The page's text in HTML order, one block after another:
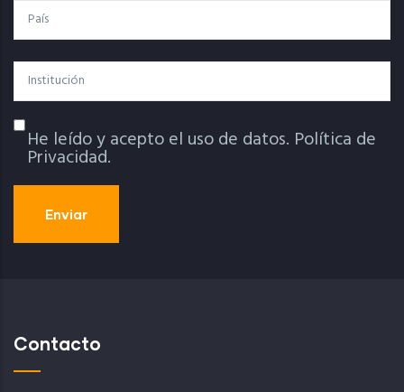
País
Institución
Política De Privacidad
He leído y acepto el uso de datos. Política de
Privacidad.
Contacto